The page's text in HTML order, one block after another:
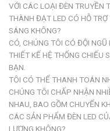
VỚI CÁC LOẠI ĐÈN TRUYỀN
THÀNH ĐẠT LED CÓ HỖ
SÁNG KHÔNG?
CÓ, CHÚNG TÔI CÓ ĐỘI
THIẾT KẾ HỆ THỐNG CHIẾU
BẠN.
TÔI CÓ THỂ THANH TOÁN
CHÚNG TÔI CHẤP NHẬN
NHAU, BAO GỒM CHUYỂN
CÁC SẢN PHẨM ĐÈN LED
LƯỢNG KHÔNG?